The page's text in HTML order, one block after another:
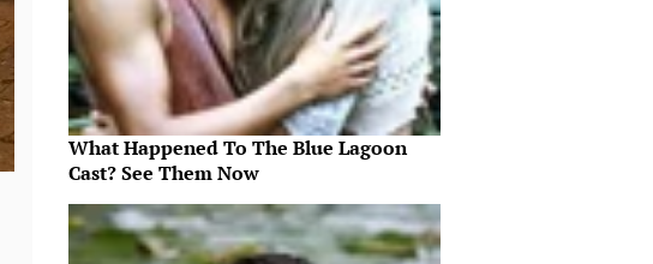
What Happened To The Blue Lagoon
Cast? See Them Now